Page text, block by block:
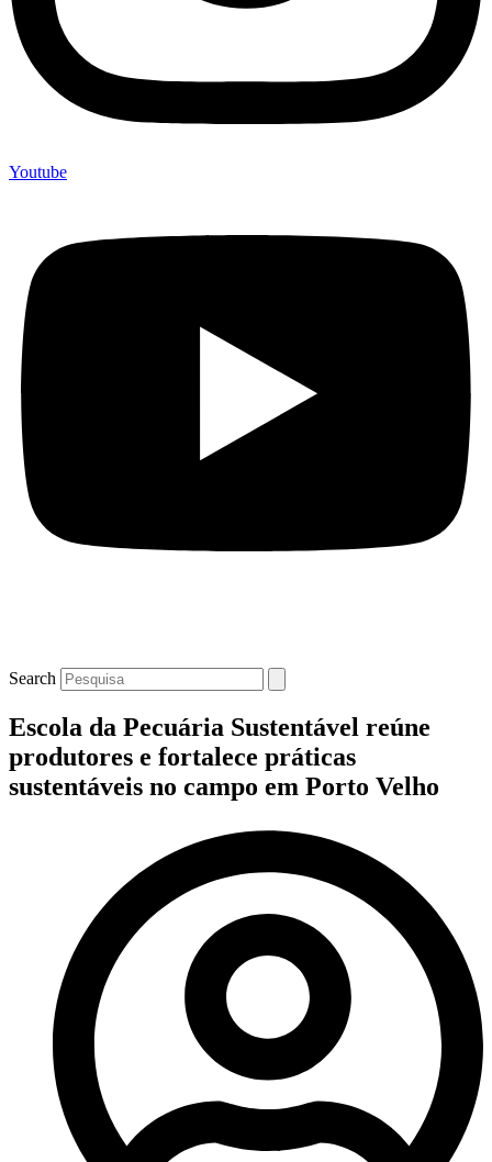
Youtube
Search
Escola da Pecuária Sustentável reúne
produtores e fortalece práticas
sustentáveis no campo em Porto Velho